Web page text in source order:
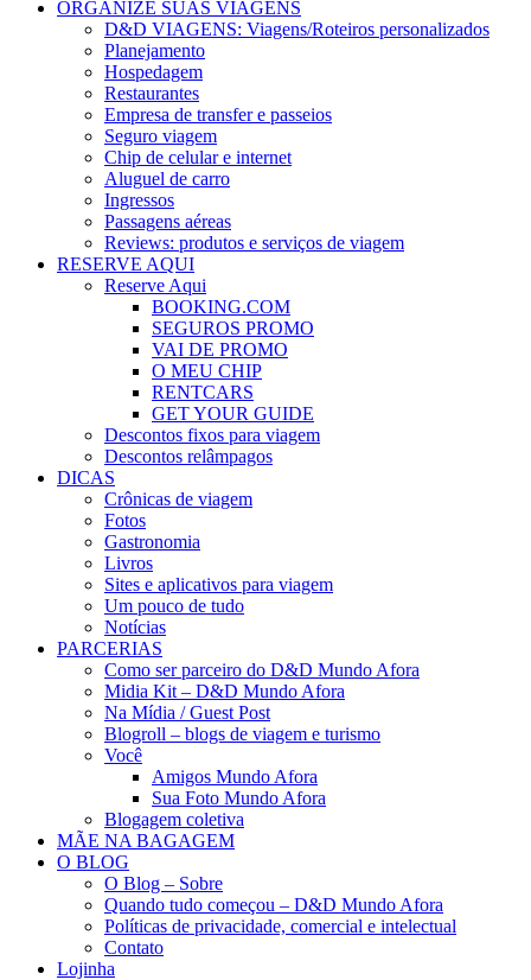
ORGANIZE SUAS VIAGENS
D&D VIAGENS: Viagens/Roteiros personalizados
Planejamento
Hospedagem
Restaurantes
Empresa de transfer e passeios
Seguro viagem
Chip de celular e internet
Aluguel de carro
Ingressos
Passagens aéreas
Reviews: produtos e serviços de viagem
RESERVE AQUI
Reserve Aqui
BOOKING.COM
SEGUROS PROMO
VAI DE PROMO
O MEU CHIP
RENTCARS
GET YOUR GUIDE
Descontos fixos para viagem
Descontos relâmpagos
DICAS
Crônicas de viagem
Fotos
Gastronomia
Livros
Sites e aplicativos para viagem
Um pouco de tudo
Notícias
PARCERIAS
Como ser parceiro do D&D Mundo Afora
Midia Kit – D&D Mundo Afora
Na Mídia / Guest Post
Blogroll – blogs de viagem e turismo
Você
Amigos Mundo Afora
Sua Foto Mundo Afora
Blogagem coletiva
MÃE NA BAGAGEM
O BLOG
O Blog – Sobre
Quando tudo começou – D&D Mundo Afora
Políticas de privacidade, comercial e intelectual
Contato
Lojinha